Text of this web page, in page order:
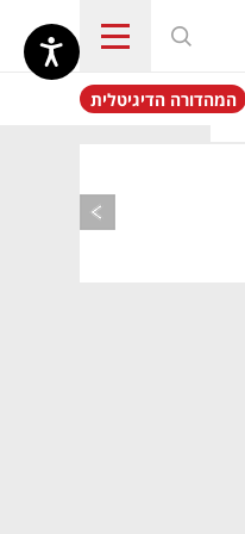
נפתח בכרטיסייה חדשה
המהדורה הדיגיטלית